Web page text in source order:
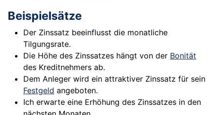
Beispielsätze
Der Zinssatz beeinflusst die monatliche
Tilgungsrate.
Die Höhe des Zinssatzes hängt von der Bonität
des Kreditnehmers ab.
Dem Anleger wird ein attraktiver Zinssatz für sein
Festgeld angeboten.
Ich erwarte eine Erhöhung des Zinssatzes in den